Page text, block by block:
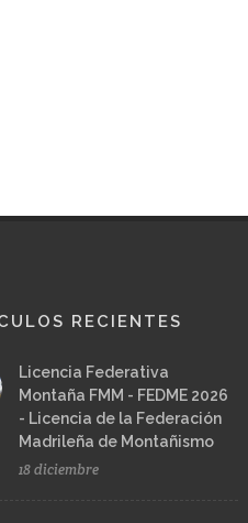
RECIENTES
Licencia Federativa
Montaña FMM - FEDME 2026
- Licencia de la Federación
Madrileña de Montañismo
18 diciembre